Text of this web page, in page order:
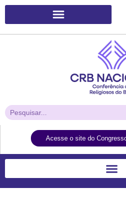
Acesse o site do